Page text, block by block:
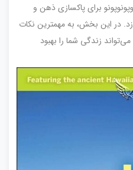
برای پاکسازی ذهن و
در این بخش، به مهمترین نکات
زندگی شما را بهبود